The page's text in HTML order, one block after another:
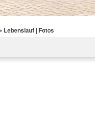
Lebenslauf | Fotos